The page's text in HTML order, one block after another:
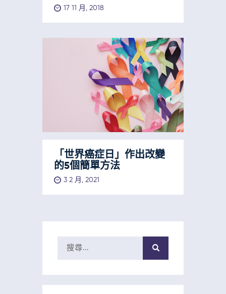
17 11 月, 2018
「世界癌症日」作出改變
的5個簡單方法
3 2 月, 2021